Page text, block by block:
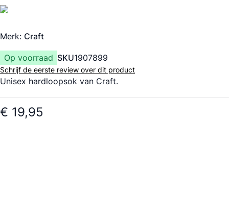
Merk: Craft
Op voorraad SKU1907899
Schrijf de eerste review over dit product
Unisex hardloopsok van Craft.
€ 19,95